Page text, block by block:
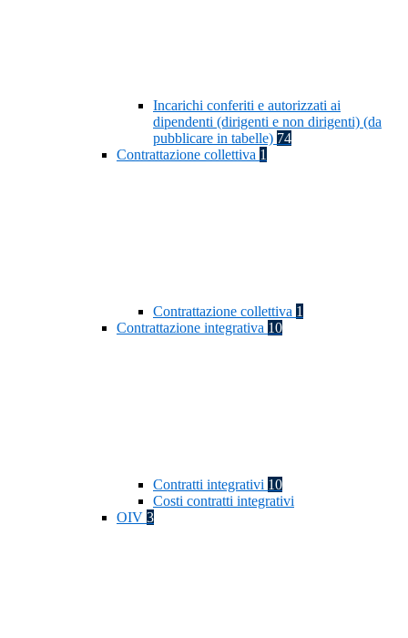
Incarichi conferiti e autorizzati ai
dipendenti (dirigenti e non dirigenti) (da
pubblicare in tabelle) 74
Contrattazione collettiva 1
Contrattazione collettiva 1
Contrattazione integrativa 10
Contratti integrativi 10
Costi contratti integrativi
OIV 3